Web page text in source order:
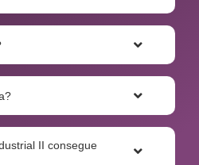
II consegue